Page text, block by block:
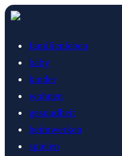
familienleben
baby
kinder
wohnen
gesundheit
heimwerken
spielen